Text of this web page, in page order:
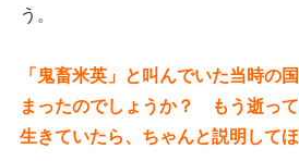
う。
「鬼畜米英」と叫んでいた当時の
まったのでしょうか？ もう逝って
生きていたら、ちゃんと説明してほ